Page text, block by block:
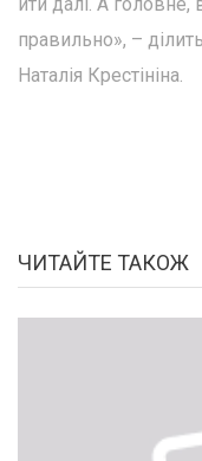
правильно», –
Наталія Крестініна.
ЧИТАЙТЕ ТАКОЖ